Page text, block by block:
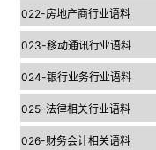
022-房地产商行业语料
023-移动通讯行业语料
024-银行业务行业语料
025-法律相关行业语料
026-财务会计相关语料